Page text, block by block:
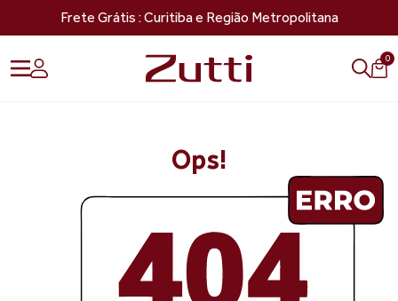
Frete Grátis : Curitiba e Região Metropolitana
0
Ops!